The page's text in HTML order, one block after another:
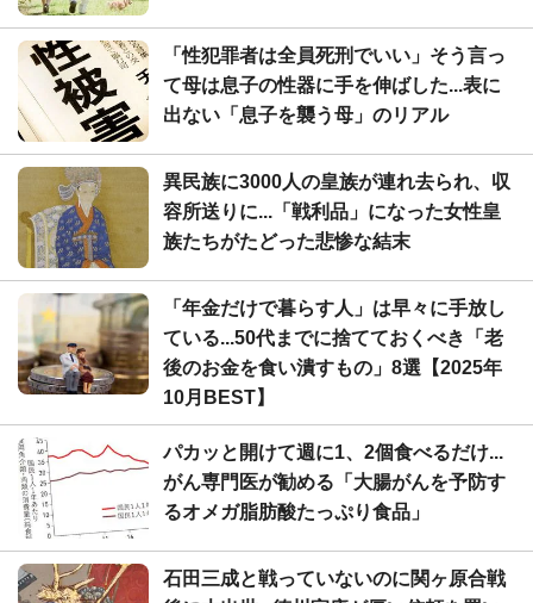
「性犯罪者は全員死刑でいい」そう言っ
て母は息子の性器に手を伸ばした...表に
出ない「息子を襲う母」のリアル
異民族に3000人の皇族が連れ去られ、収
容所送りに...「戦利品」になった女性皇
族たちがたどった悲惨な結末
「年金だけで暮らす人」は早々に手放し
ている...50代までに捨てておくべき「老
後のお金を食い潰すもの」8選【2025年
10月BEST】
パカッと開けて週に1、2個食べるだけ...
がん専門医が勧める「大腸がんを予防す
るオメガ脂肪酸たっぷり食品」
石田三成と戦っていないのに関ヶ原合戦